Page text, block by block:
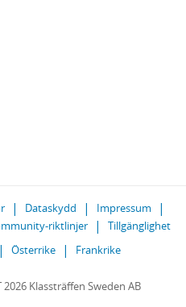
Dataskydd
Impressum
riktlinjer
Tillgänglighet
Österrike Frankrike
2026 Klassträffen Sweden AB